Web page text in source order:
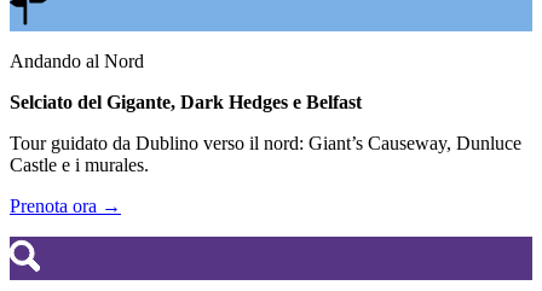
Andando al Nord
Selciato del Gigante, Dark Hedges e Belfast
Tour guidato da Dublino verso il nord: Giant’s Causeway, Dunluce
Castle e i murales.
Prenota ora →